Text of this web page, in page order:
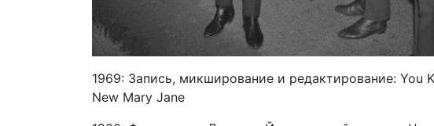
1969: Запись, микширование и редактирование: You
New Mary Jane